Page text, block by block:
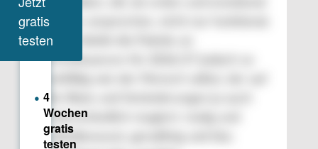
stärker ansprechen, nicht nur funktional.
Dabei bleibt die Palette an
Trendnuancen für 2026/27 jedoch so
die Reize und Veränderungen ja auch
unterschiedlich reagiert: mutig und
selbstbewusst, geradlinig und klar,